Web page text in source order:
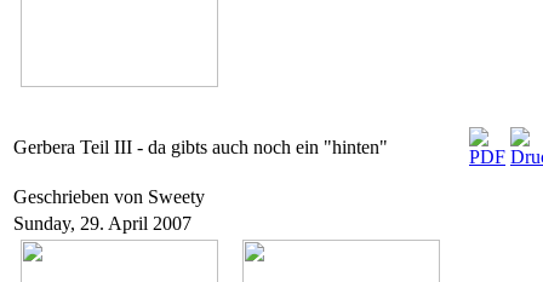
Gerbera Teil III - da gibts auch noch ein "hinten"
Geschrieben von Sweety
Sunday, 29. April 2007